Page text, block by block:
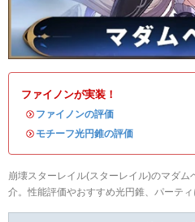
ファイノンが実装！
・ ファイノンの評価
・ モチーフ光円錐の評価
崩壊スターレイル(スターレイル)のマダ
介。性能評価やおすすめ光円錐、パーティ